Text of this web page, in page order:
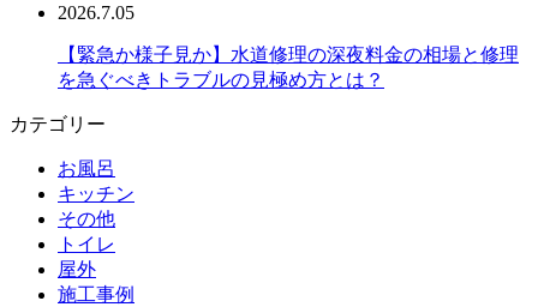
2026.7.05
【緊急か様子見か】水道修理の深夜料金の相場と修理
を急ぐべきトラブルの見極め方とは？
カテゴリー
お風呂
キッチン
その他
トイレ
屋外
施工事例